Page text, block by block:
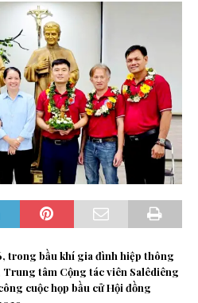
trong bầu khí gia đình hiệp thông
tâm Cộng tác viên Salêdiêng
cuộc họp bầu cử Hội đồng